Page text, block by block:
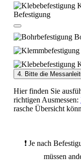
Befestigung
4. Bitte die
Hier finden Sie
richtigen Ausmessen:
rasche Übersicht
❗ Je nach
müssen